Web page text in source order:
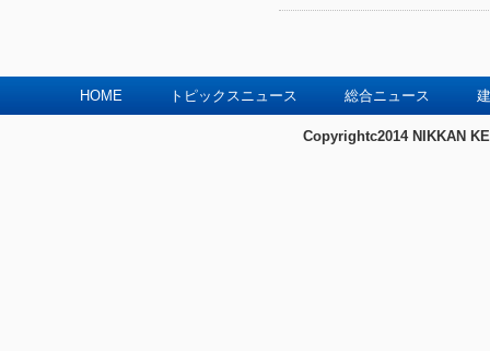
HOME トピックスニュース 総合ニュース
Copyrightc2014 NIKKAN